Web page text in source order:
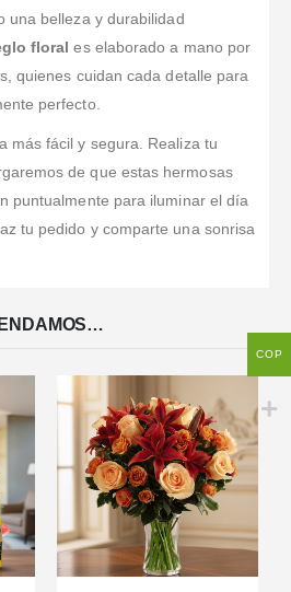
una belleza y durabilidad
floral es elaborado a mano por
quienes cuidan cada detalle para
perfecto.
más fácil y segura. Realiza tu
de que estas hermosas
puntualmente para iluminar el día
tu pedido y comparte una sonrisa
COP